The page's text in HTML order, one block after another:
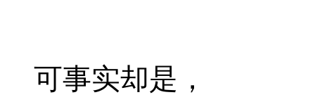
可事实却是，